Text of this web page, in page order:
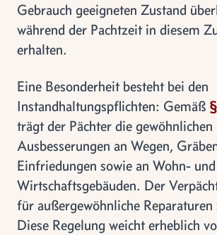
Gebrauch geeigneten Zustand
während der Pachtzeit in diesem
erhalten.
Eine Besonderheit besteht bei den
Instandhaltungspflichten: Gemäß
trägt der Pächter die gewöhnlichen
Ausbesserungen an Wegen,
Einfriedungen sowie an Wohn- und
Wirtschaftsgebäuden. Der
für außergewöhnliche Reparaturen
Diese Regelung weicht erheblich